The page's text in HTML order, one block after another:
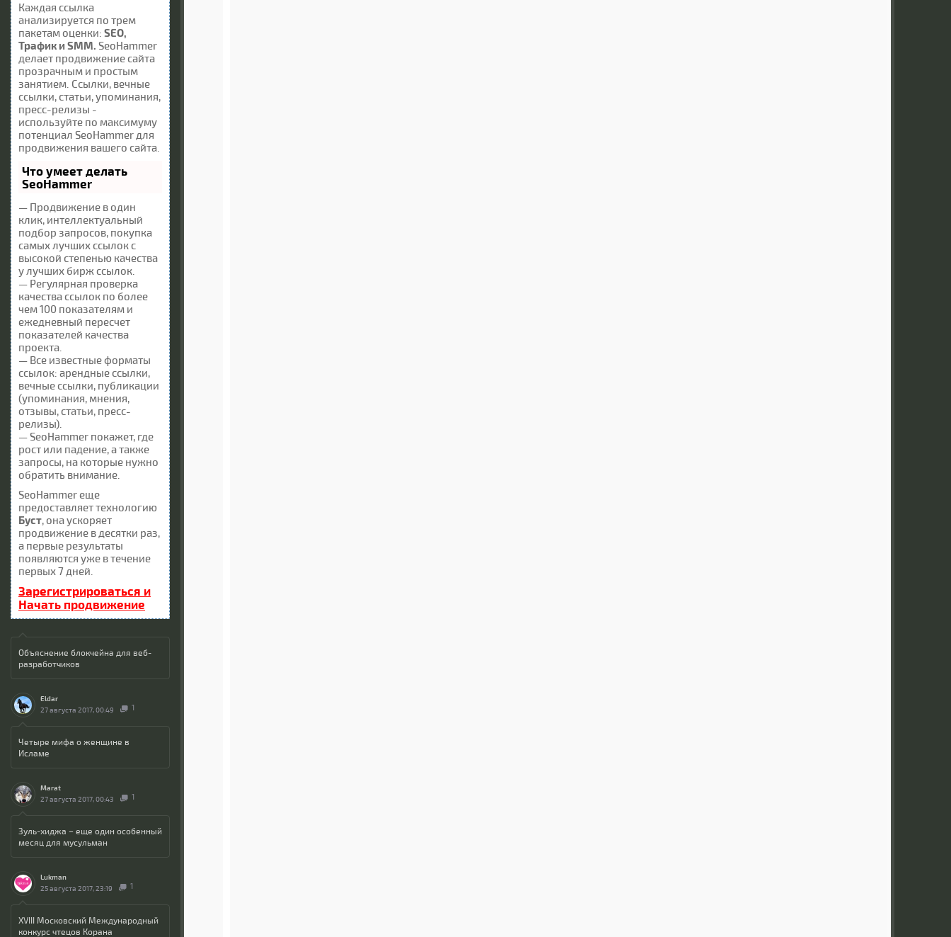
Каждая ссылка
анализируется по трем
пакетам оценки: SEO,
Трафик и SMM. SeoHammer
делает продвижение сайта
прозрачным и простым
занятием. Ссылки, вечные
ссылки, статьи, упоминания,
пресс-релизы -
используйте по максимуму
потенциал SeoHammer для
продвижения вашего сайта.
Что умеет делать
SeoHammer
— Продвижение в один
клик, интеллектуальный
подбор запросов, покупка
самых лучших ссылок с
высокой степенью качества
у лучших бирж ссылок.
— Регулярная проверка
качества ссылок по более
чем 100 показателям и
ежедневный пересчет
показателей качества
проекта.
— Все известные форматы
ссылок: арендные ссылки,
вечные ссылки, публикации
(упоминания, мнения,
отзывы, статьи, пресс-
релизы).
— SeoHammer покажет, где
рост или падение, а также
запросы, на которые нужно
обратить внимание.
SeoHammer еще
предоставляет технологию
Буст, она ускоряет
продвижение в десятки раз,
а первые результаты
появляются уже в течение
первых 7 дней.
Зарегистрироваться и
Начать продвижение
Объяснение блокчейна для веб-
разработчиков
Eldar
27 августа 2017, 00:49
1
Четыре мифа о женщине в
Исламе
Marat
27 августа 2017, 00:43
1
Зуль-хиджа – еще один особенный
месяц для мусульман
Lukman
25 августа 2017, 23:19
1
XVIII Московский Международный
конкурс чтецов Корана